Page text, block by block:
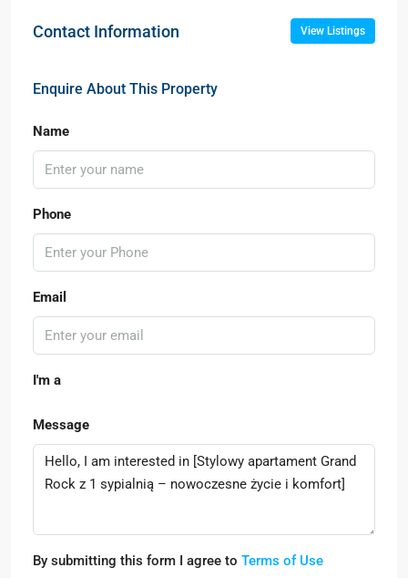
Contact Information View Listings
Enquire About This Property
Name
Phone
Email
I'm a
Message
By submitting this form I agree to Terms of Use